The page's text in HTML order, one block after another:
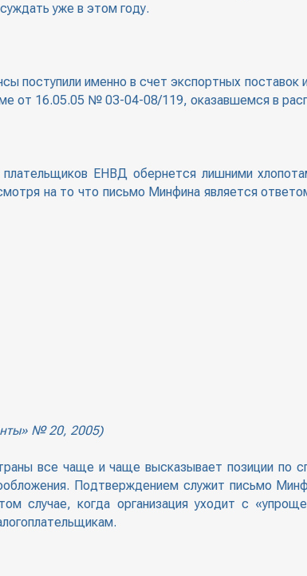
уже в этом году.
поступили именно в счет экспортных поставок
от 16.05.05 № 03-04-08/119, оказавшемся в
плательщиков ЕНВД обернется лишними
на то что письмо Минфина является
№ 20, 2005)
все чаще и чаще высказывает позиции по
Подтверждением служит письмо
случае, когда организация уходит с